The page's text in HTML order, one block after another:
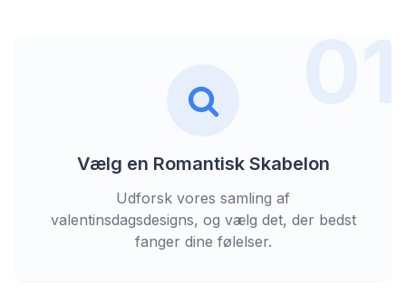
01
Vælg en Romantisk Skabelon
Udforsk vores samling af
valentinsdagsdesigns, og vælg det, der bedst
fanger dine følelser.